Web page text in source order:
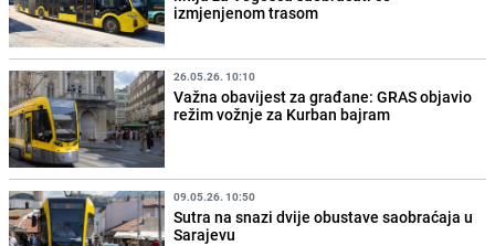
izmjenjenom trasom
26.05.26. 10:10
Važna obavijest za građane: GRAS objavio
režim vožnje za Kurban bajram
09.05.26. 10:50
Sutra na snazi dvije obustave saobraćaja u
Sarajevu